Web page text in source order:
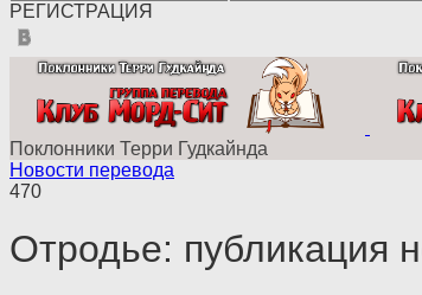
РЕГИСТРАЦИЯ
Поклонники Терри Гудкайнда
Новости перевода
470
Отродье: публикация